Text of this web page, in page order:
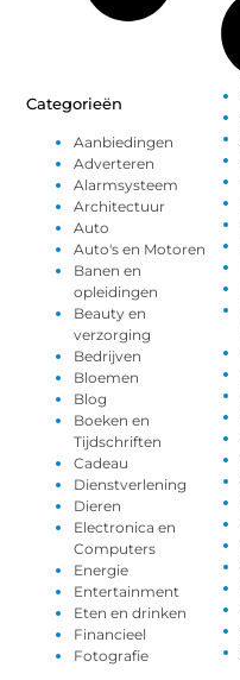
Categorieën
Aanbiedingen
Adverteren
Alarmsysteem
Architectuur
Auto
Auto's en Motoren
Banen en
opleidingen
Beauty en
verzorging
Bedrijven
Bloemen
Blog
Boeken en
Tijdschriften
Cadeau
Dienstverlening
Dieren
Electronica en
Computers
Energie
Entertainment
Eten en drinken
Financieel
Fotografie